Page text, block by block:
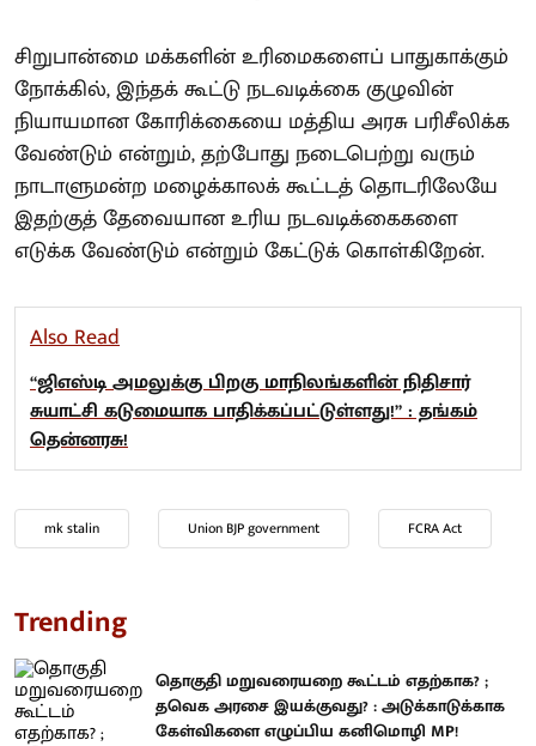
சிறுபான்மை மக்களின் உரிமைகளைப் பாதுகாக்கும்
நோக்கில், இந்தக் கூட்டு நடவடிக்கை குழுவின்
நியாயமான கோரிக்கையை மத்திய அரசு பரிசீலிக்க
வேண்டும் என்றும், தற்போது நடைபெற்று வரும்
நாடாளுமன்ற மழைக்காலக் கூட்டத் தொடரிலேயே
இதற்குத் தேவையான உரிய நடவடிக்கைகளை
எடுக்க வேண்டும் என்றும் கேட்டுக் கொள்கிறேன்.
Also Read
“ஜிஎஸ்டி அமலுக்கு பிறகு மாநிலங்களின் நிதிசார்
சுயாட்சி கடுமையாக பாதிக்கப்பட்டுள்ளது!” : தங்கம்
தென்னரசு!
mk stalin Union BJP government FCRA Act
Trending
தொகுதி மறுவரையறை கூட்டம் எதற்காக? ;
தவெக அரசை இயக்குவது? : அடுக்காடுக்காக
கேள்விகளை எழுப்பிய கனிமொழி MP!